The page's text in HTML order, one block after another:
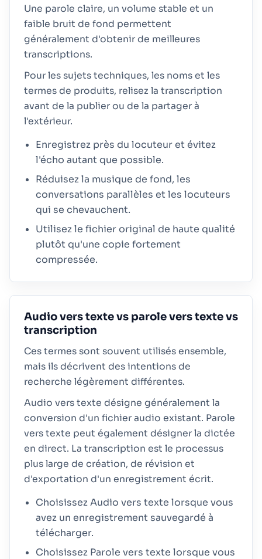
Une parole claire, un volume stable et un
faible bruit de fond permettent
généralement d'obtenir de meilleures
transcriptions.
Pour les sujets techniques, les noms et les
termes de produits, relisez la transcription
avant de la publier ou de la partager à
l'extérieur.
Enregistrez près du locuteur et évitez
l'écho autant que possible.
Réduisez la musique de fond, les
conversations parallèles et les locuteurs
qui se chevauchent.
Utilisez le fichier original de haute qualité
plutôt qu'une copie fortement
compressée.
Audio vers texte vs parole vers texte vs
transcription
Ces termes sont souvent utilisés ensemble,
mais ils décrivent des intentions de
recherche légèrement différentes.
Audio vers texte désigne généralement la
conversion d'un fichier audio existant. Parole
vers texte peut également désigner la dictée
en direct. La transcription est le processus
plus large de création, de révision et
d'exportation d'un enregistrement écrit.
Choisissez Audio vers texte lorsque vous
avez un enregistrement sauvegardé à
télécharger.
Choisissez Parole vers texte lorsque vous